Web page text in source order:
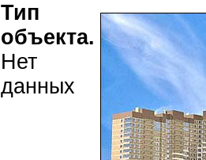
Тип
объекта.
Нет
данных